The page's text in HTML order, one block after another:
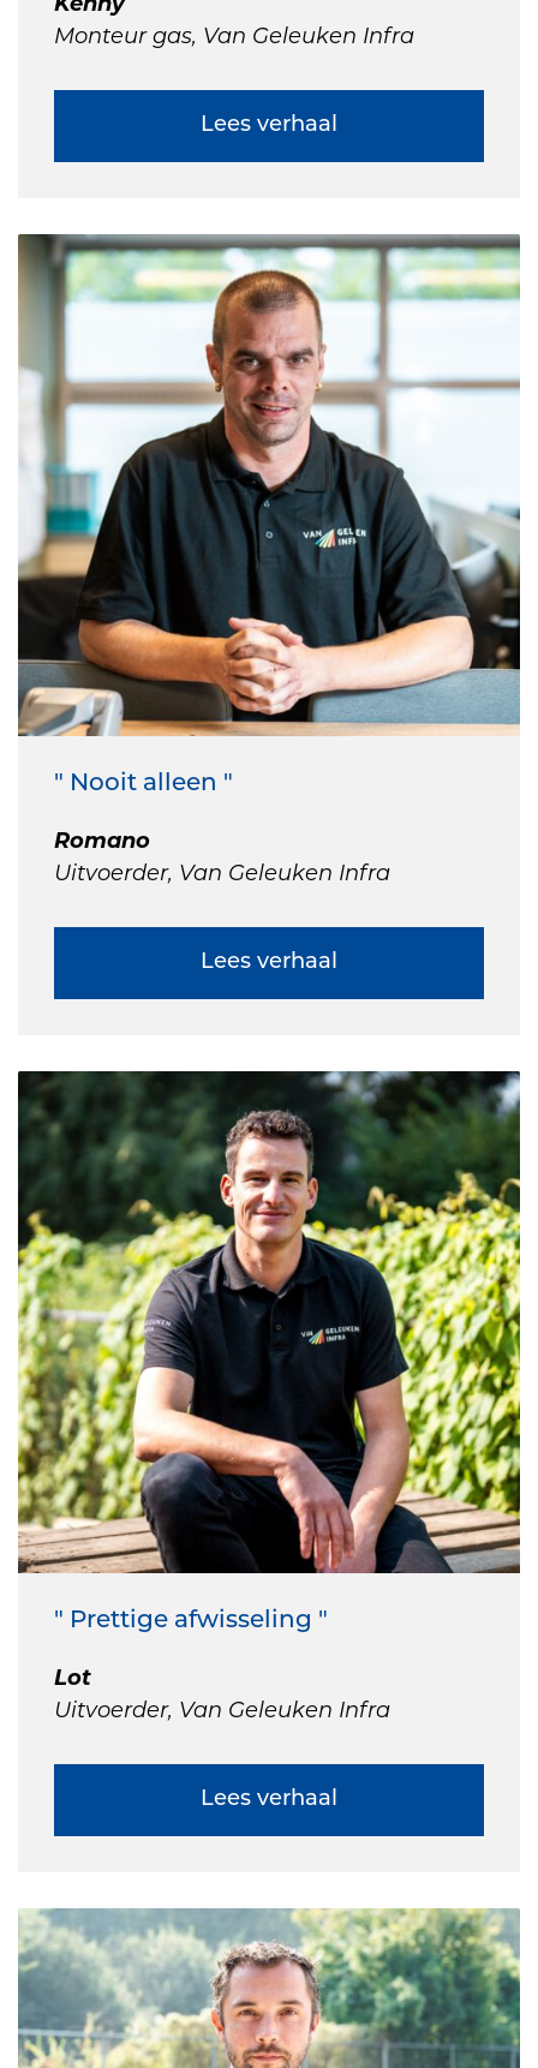
Kenny
Monteur gas, Van Geleuken Infra
Lees verhaal
" Nooit alleen "
Romano
Uitvoerder, Van Geleuken Infra
Lees verhaal
" Prettige afwisseling "
Lot
Uitvoerder, Van Geleuken Infra
Lees verhaal